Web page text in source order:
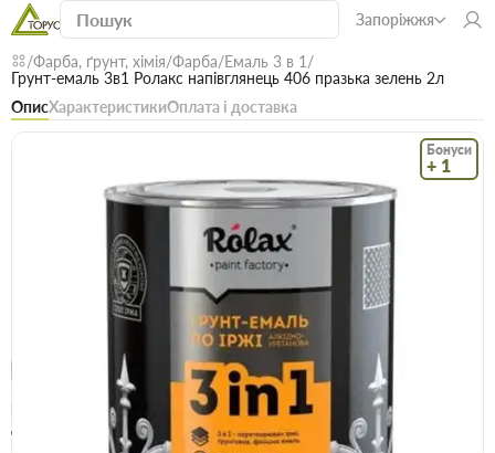
Запоріжжя
Фарба, ґрунт, хімія Фарба Емаль 3 в 1
Грунт-емаль 3в1 Ролакс напівглянець 406 празька зелень 2л
ОписХарактеристикиОплата і доставка
Бонуси
+ 1
Код: 23953
Грунт-емаль 3в1 Ролакс напівглянець 406
празька зелень 2л
Безкоштовна доставка! Від 15000 грн єВідновлення Доставка НП
467.5 грн
Опт
458.5 грн